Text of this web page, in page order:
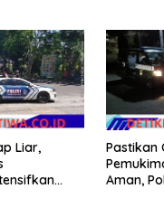
Liar,
Pastikan
Aman,